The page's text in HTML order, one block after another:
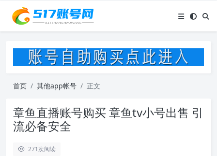
首页 其他app帐号 正文
章鱼直播账号购买 章鱼tv小号出售 引
流必备安全
271次阅读